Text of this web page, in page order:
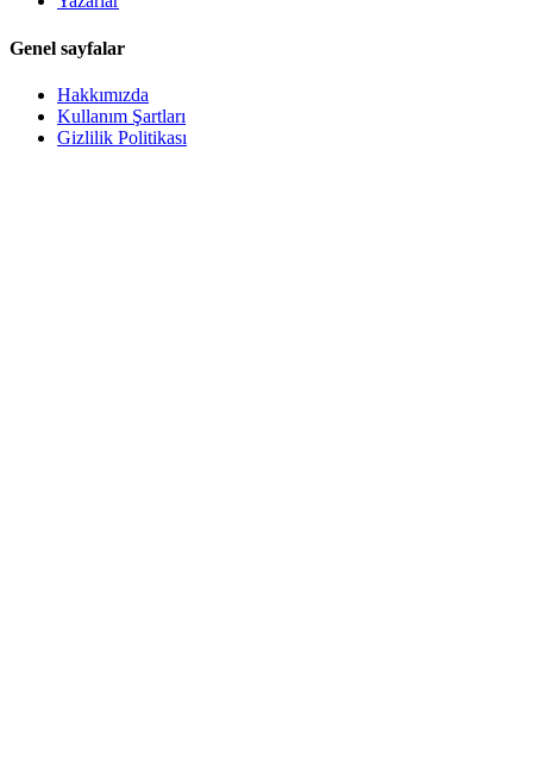
Genel sayfalar
Hakkımızda
Kullanım Şartları
Gizlilik Politikası